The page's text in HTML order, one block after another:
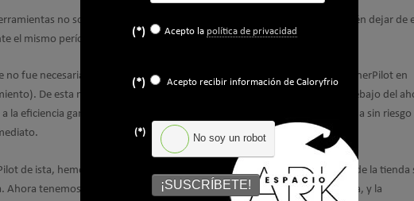
no solo ha permitido ahorrar más de 8.000€ al año, sino también dejar de
el mismo período, ayudando así a cuidar el medioambiente.
no fue necesaria inversión inicial por parte del cliente, ya que ista ofreció EnerPilot en
De esta manera, la cuota mensual del dispositivo queda muy por debajo del
la eficiencia ganada. Esto permitió al supermercado implementar la medida sin riesgo
de ista, hemos logrado reducir significativamente el consumo eléctrico de la tienda
Ahora tenemos un mayor control sobre cómo y cuándo usamos la energía, y la
(*) Acepto la política de privacidad
(*) Acepto recibir información de Caloryfrio
(*) No soy un robot
¡SUSCRÍBETE!